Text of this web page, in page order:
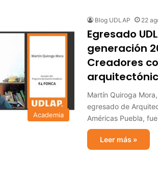
Academia
Blog UDLAP 22
Egresado
generación
Creadores
Martín Quiroga
egresado de
Américas Puebla,
Leer más »